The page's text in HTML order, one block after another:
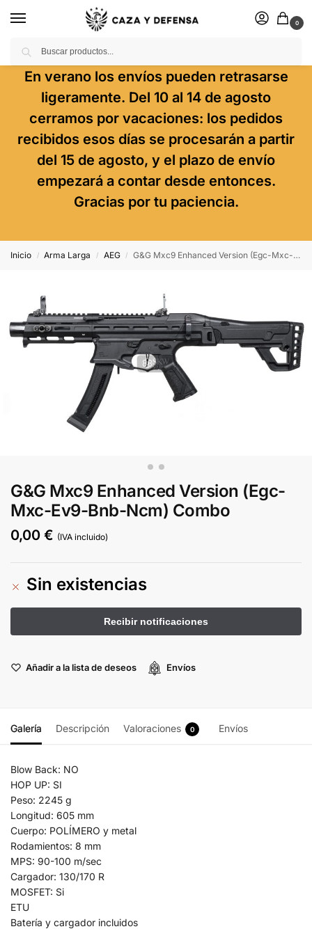
0
En verano los envíos pueden retrasarse
ligeramente. Del 10 al 14 de agosto
cerramos por vacaciones: los pedidos
recibidos esos días se procesarán a partir
del 15 de agosto, y el plazo de envío
empezará a contar desde entonces.
Gracias por tu paciencia.
Inicio / Arma Larga / AEG / G&G Mxc9 Enhanced Version (Egc-Mxc-Ev9-Bnb-Ncm) Combo
G&G Mxc9 Enhanced Version (Egc-
Mxc-Ev9-Bnb-Ncm) Combo
0,00 € (IVA incluido)
Sin existencias
Añadir a la lista de deseos Envíos
Galería Descripción Valoraciones 0 Envíos
Blow Back: NO
HOP UP: SI
Peso: 2245 g
Longitud: 605 mm
Cuerpo: POLÍMERO y metal
Rodamientos: 8 mm
MPS: 90-100 m/sec
Cargador: 130/170 R
MOSFET: Si
ETU
Batería y cargador incluidos